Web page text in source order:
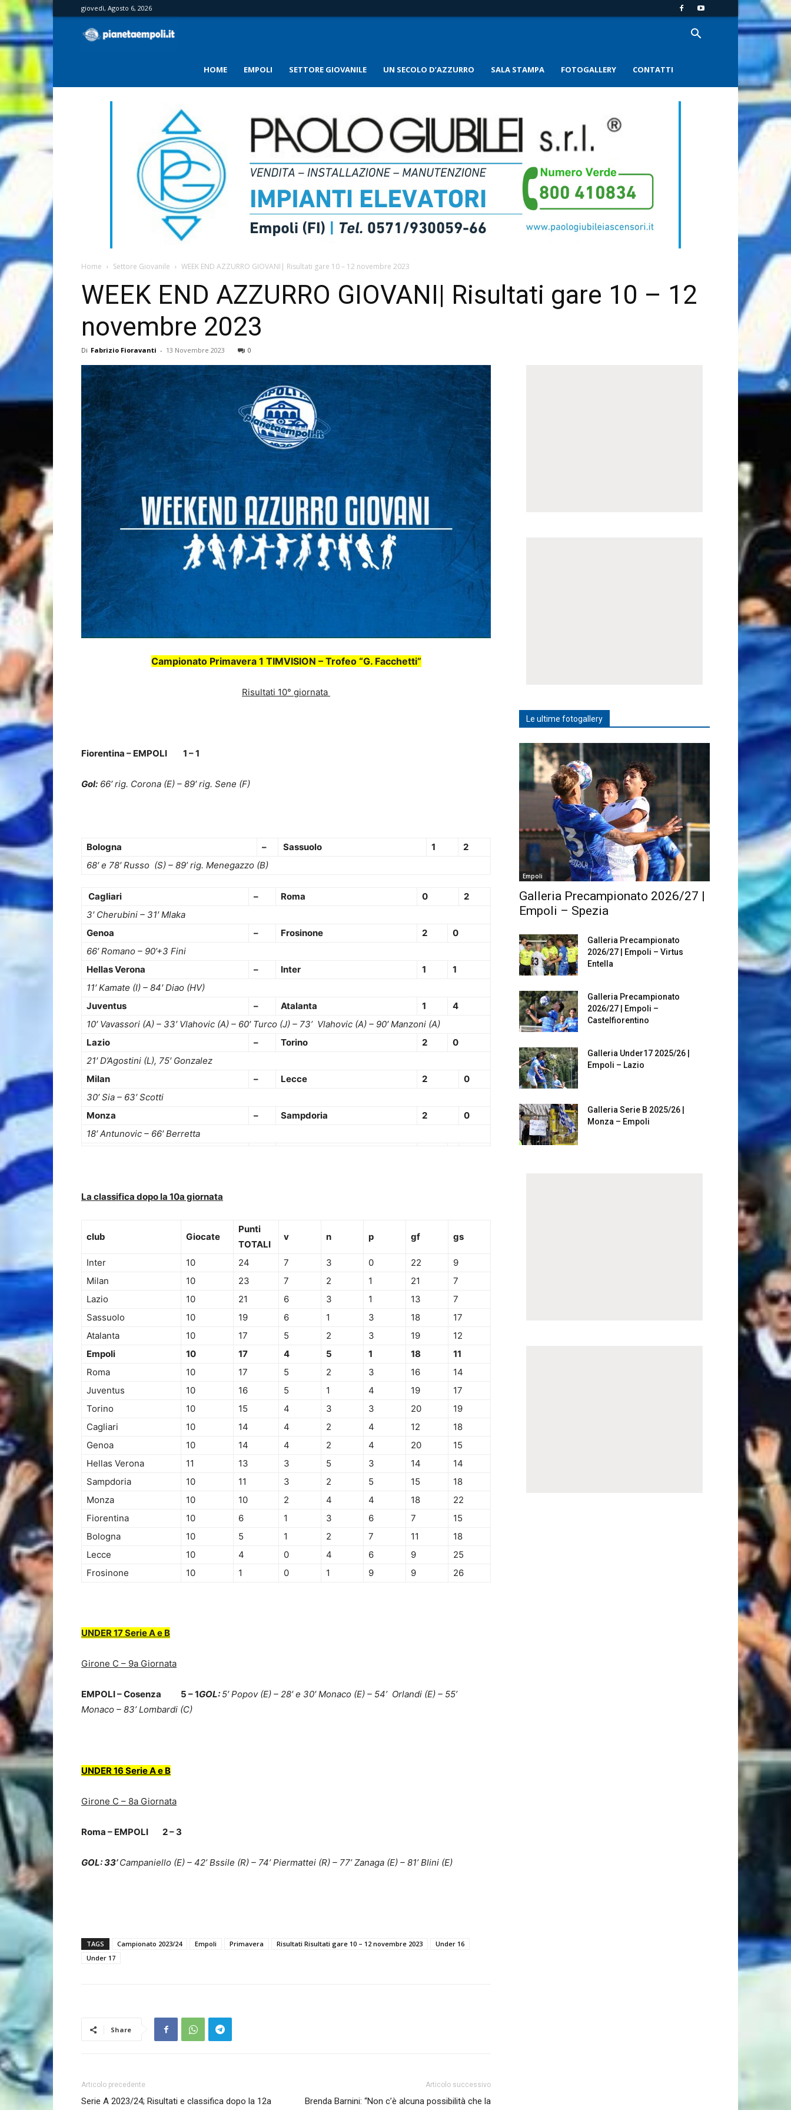
giovedì, Agosto 6, 2026
HOME EMPOLI SETTORE GIOVANILE UN SECOLO D’AZZURRO SALA STAMPA FOTOGALLERY CONTATTI
Home Settore Giovanile WEEK END AZZURRO GIOVANI| Risultati gare 10 – 12 novembre 2023
WEEK END AZZURRO GIOVANI| Risultati gare 10 – 12
novembre 2023
Di Fabrizio Fioravanti - 13 Novembre 2023 0
Campionato Primavera 1 TIMVISION – Trofeo “G. Facchetti”
Risultati 10° giornata
Fiorentina – EMPOLI 1 – 1
Gol: 66′ rig. Corona (E) – 89′ rig. Sene (F)
Bologna – Sassuolo 1
2
68′ e 78′ Russo (S) – 89’ rig. Menegazzo (B)
Cagliari – Roma 0
2
3′ Cherubini – 31′ Mlaka
Genoa
– Frosinone 2
0
66′ Romano – 90’+3 Fini
Hellas Verona
– Inter 1
1
11′ Kamate (I) – 84′ Diao (HV)
Juventus
– Atalanta 1
4
10′ Vavassori (A) – 33′ Vlahovic (A) – 60′ Turco (J) – 73’ Vlahovic (A) – 90′ Manzoni (A)
Lazio
– Torino 2
0
21′ D’Agostini (L), 75′ Gonzalez
Milan
– Lecce 2
0
30′ Sia – 63′ Scotti
Monza
– Sampdoria 2
0
18′ Antunovic – 66′ Berretta
La classifica dopo la 10a giornata
club Giocate
Punti
TOTALI
v n p gf gs
Inter 10 24 7 3 0 22
9
Milan
10 23 7 2 1 21
7
Lazio
10 21 6 3 1 13
7
Sassuolo
10 19 6 1 3 18
17
Atalanta
10 17 5 2 3 19
12
Empoli
10 17 4 5 1 18
11
Roma
10 17 5 2 3 16
14
Juventus
10 16 5 1 4 19
17
Torino
10 15 4 3 3 20
19
Cagliari
10 14 4 2 4 12
18
Genoa
10 14 4 2 4 20
15
Hellas Verona
11 13 3 5 3 14
14
Sampdoria
10 11 3 2 5 15
18
Monza
10 10 2 4 4 18
22
Fiorentina
10 6 1 3 6 7
15
Bologna
10 5 1 2 7 11
18
Lecce
10 4 0 4 6 9
25
Frosinone
10 1 0 1 9 9 26
UNDER 17 Serie A e B
Girone C – 9a Giornata
EMPOLI – Cosenza 5 – 1GOL: 5′ Popov (E) – 28′ e 30′ Monaco (E) – 54’ Orlandi (E) – 55’
Monaco – 83’ Lombardi (C)
UNDER 16 Serie A e B
Girone C – 8a Giornata
Roma – EMPOLI 2 – 3
GOL: 33’Campaniello (E) – 42’ Bssile (R) – 74’ Piermattei (R) – 77’ Zanaga (E) – 81’ Blini (E)
TAGS Campionato 2023/24 Empoli Primavera Risultati Risultati gare 10 – 12 novembre 2023
Under 16
Under 17
Share
Articolo precedente
Serie A 2023/24; Risultati e classifica dopo la 12a
Articolo successivo
Brenda Barnini: “Non c’è alcuna possibilità che la
Le ultime fotogallery
Empoli
Galleria Precampionato 2026/27 |
Empoli – Spezia
Galleria Precampionato
2026/27 | Empoli – Virtus
Entella
Galleria Precampionato
2026/27 | Empoli –
Castelfiorentino
Galleria Under17 2025/26 |
Empoli – Lazio
Galleria Serie B 2025/26 |
Monza – Empoli